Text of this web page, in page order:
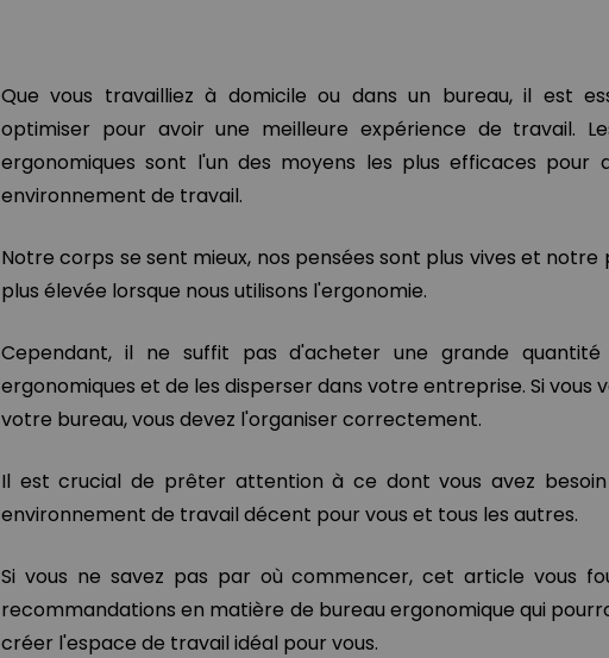
Que vous travailliez à domicile ou dans un bureau, il est
optimiser pour avoir une meilleure expérience de travail.
ergonomiques sont l'un des moyens les plus efficaces pour
environnement de travail.
Notre corps se sent mieux, nos pensées sont plus vives et
plus élevée lorsque nous utilisons l'ergonomie.
Cependant, il ne suffit pas d'acheter une grande quantité
ergonomiques et de les disperser dans votre entreprise. Si vous
votre bureau, vous devez l'organiser correctement.
Il est crucial de prêter attention à ce dont vous avez
environnement de travail décent pour vous et tous les autres.
Si vous ne savez pas par où commencer, cet article vous
recommandations en matière de bureau ergonomique qui
créer l'espace de travail idéal pour vous.